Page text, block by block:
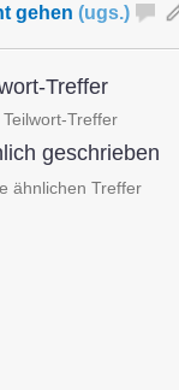
gehen (ugs.)
Treffer
Teilwort-Treffer
geschrieben
ähnlichen Treffer